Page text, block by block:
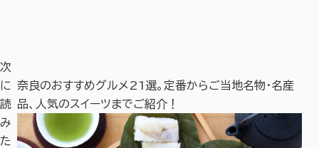
次
に
読
み
た
奈良のおすすめグルメ21選。定番からご当地名物・名産
品、人気のスイーツまでご紹介！